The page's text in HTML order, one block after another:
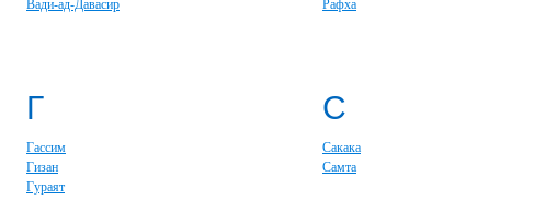
Вади-ад-Давасир Рафха
Г
Гассим
Гизан
Гураят
С
Сакака
Самта